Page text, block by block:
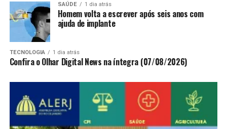
SAÚDE 1 dia atrás
Homem volta a escrever após seis anos com
ajuda de implante
TECNOLOGIA 1 dia atrás
Confira o Olhar Digital News na íntegra (07/08/2026)